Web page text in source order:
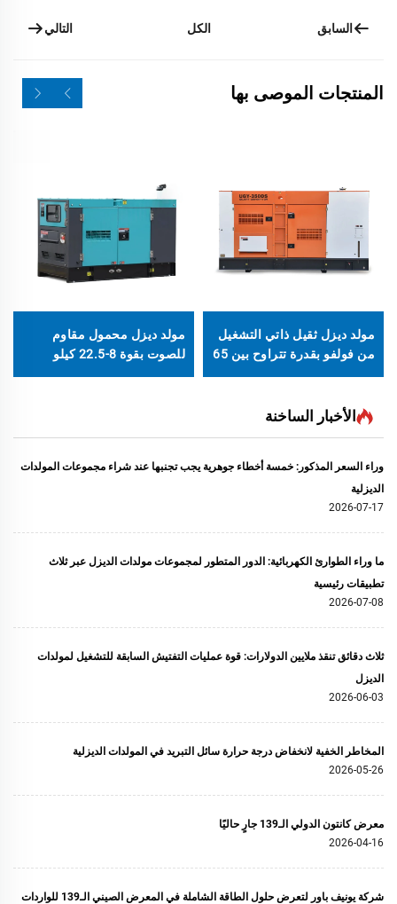
السابق الكل التالي
المنتجات الموصى بها
مولد ديزل ثقيل ذاتي التشغيل
من فولفو بقدرة تتراوح بين 65
مولد ديزل محمول مقاوم
للصوت بقوة 8-22.5 كيلو
الأخبار الساخنة
وراء السعر المذكور: خمسة أخطاء جوهرية يجب تجنبها عند شراء مجموعات المولدات
الديزلية
2026-07-17
ما وراء الطوارئ الكهربائية: الدور المتطور لمجموعات مولدات الديزل عبر ثلاث
تطبيقات رئيسية
2026-07-08
ثلاث دقائق تنقذ ملايين الدولارات: قوة عمليات التفتيش السابقة للتشغيل لمولدات
الديزل
2026-06-03
المخاطر الخفية لانخفاض درجة حرارة سائل التبريد في المولدات الديزلية
2026-05-26
معرض كانتون الدولي الـ139 جارٍ حاليًا
2026-04-16
شركة يونيف باور لتعرض حلول الطاقة الشاملة في المعرض الصيني الـ139 للواردات